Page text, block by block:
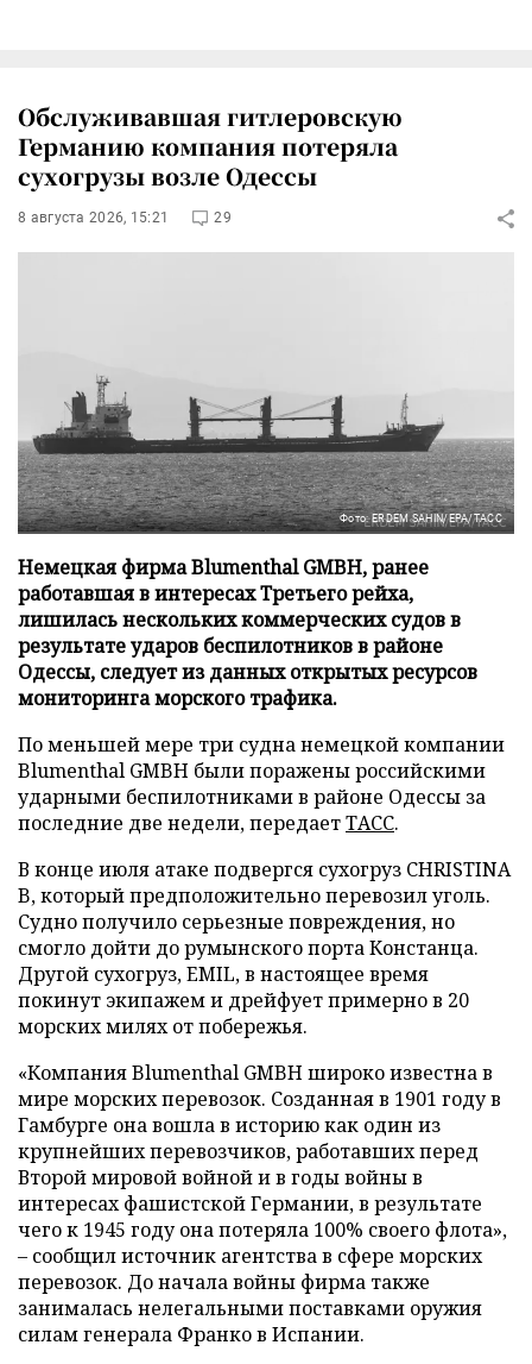
Обслуживавшая гитлеровскую
Германию компания потеряла
сухогрузы возле Одессы
8 августа 2026, 15:21 29
Фото: ERDEM SAHIN/EPA/ТАСС
Немецкая фирма Blumenthal GMBH, ранее
работавшая в интересах Третьего рейха,
лишилась нескольких коммерческих судов в
результате ударов беспилотников в районе
Одессы, следует из данных открытых ресурсов
мониторинга морского трафика.
По меньшей мере три судна немецкой компании
Blumenthal GMBH были поражены российскими
ударными беспилотниками в районе Одессы за
последние две недели, передаетТАСС.
В конце июля атаке подвергся сухогруз CHRISTINA
B, который предположительно перевозил уголь.
Судно получило серьезные повреждения, но
смогло дойти до румынского порта Констанца.
Другой сухогруз, EMIL, в настоящее время
покинут экипажем и дрейфует примерно в 20
морских милях от побережья.
«Компания Blumenthal GMBH широко известна в
мире морских перевозок. Созданная в 1901 году в
Гамбурге она вошла в историю как один из
крупнейших перевозчиков, работавших перед
Второй мировой войной и в годы войны в
интересах фашистской Германии, в результате
чего к 1945 году она потеряла 100% своего флота»,
– сообщил источник агентства в сфере морских
перевозок. До начала войны фирма также
занималась нелегальными поставками оружия
силам генерала Франко в Испании.